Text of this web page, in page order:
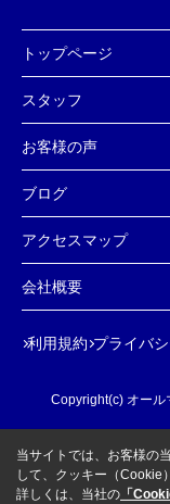
トップページ
スタッフ
お客様の声
ブログ
アクセスマップ
会社概要
利用規約 プライバ
Copyright(c) オール
当サイトでは、お客様の
して、クッキー（Cookie
詳しくは、当社の 「